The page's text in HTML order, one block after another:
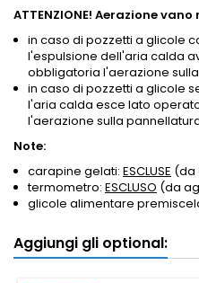
ATTENZIONE! Aerazione
in caso di pozzetti a glicole
l'espulsione dell'aria calda
obbligatoria l'aerazione
in caso di pozzetti a glicole
l'aria calda esce lato
l'aerazione sulla
Note:
carapine gelati: ESCLUSE (da
termometro: ESCLUSO (da
glicole alimentare
Aggiungi gli optional: